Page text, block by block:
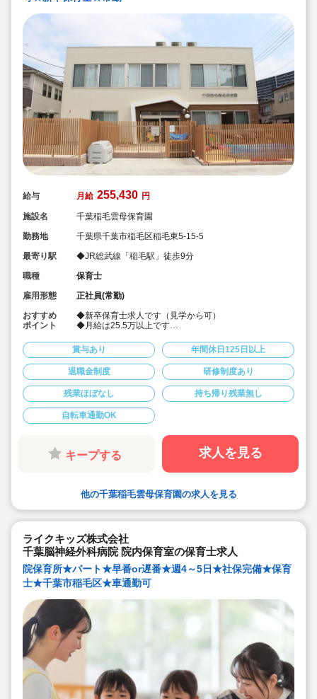
給与 月給 255,430 円
施設名
千葉稲毛雲母保育園
勤務地
千葉県千葉市稲毛区稲毛東5-15-5
最寄り駅
◆JR総武線「稲毛駅」徒歩9分
職種
保育士
雇用形態
正社員(常勤)
おすすめ
ポイント
◆新卒保育士求人です（見学から可）
◆月給は25.5万以上です
連休）も取得可能です♪
◆雲母保育園は60名以下のコンパクトなサイズの園にな
ります
◆仕事もプライベートも両立出来ます。
◆残業少な目です（サービス残業・持ち帰り業務をしな
い仕組みになっています。平均残業 月4.7時間！）
◆行事は最低限です！行事に追われることはありませ
ん。
◆日々の保育を大切に楽しくお仕事出来ます（行事準
備・書き物類軽減されています）
◆ピアノが弾けなくてOKです。（得意分野を活かして頂
く方針です
◆保育以外の業務量が不安な方も安心です。（ICTシステ
ム導入で業務効率化が図れています）
輩社員が徹底サポートします）
◆ベネフィットステーション（飲食店,宿泊・レジャー施
設などの割引）
◆永年勤続表彰（勤続10年を迎える正社員に、賞与とリ
フレッシュ休暇が出ます）
◆退職金制度あり
◆職員同士の協力を大切にしています！保育経験がな
い、ブランクが有る方もOK（先輩スタッフがサポートし
賞与あり 年間休日125日以上
退職金制度 研修制度あり
残業ほぼなし 持ち帰り残業無し
自転車通勤OK
キープする 求人を見る
他の千葉稲毛雲母保育園の求人を見る
ライクキッズ株式会社
千葉脳神経外科病院 院内保育室の保育士求人
院保育所★パート★早番or遅番★週4～5日★社保完備★保育
士★千葉市稲毛区★車通勤可